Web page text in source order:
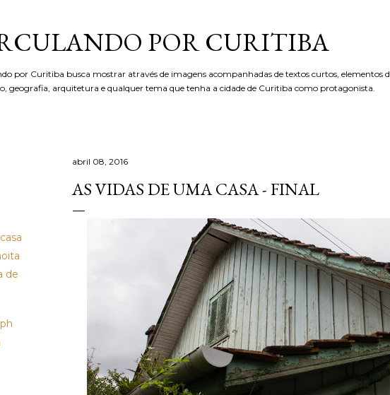
POR CURITIBA
por Curitiba busca mostrar através de imagens acompanhadas de textos curtos, elementos
geografia, arquitetura e qualquer tema que tenha a cidade de Curitiba como protagonista.
de
abril 08, 2016
AS VIDAS DE UMA CASA - FINAL